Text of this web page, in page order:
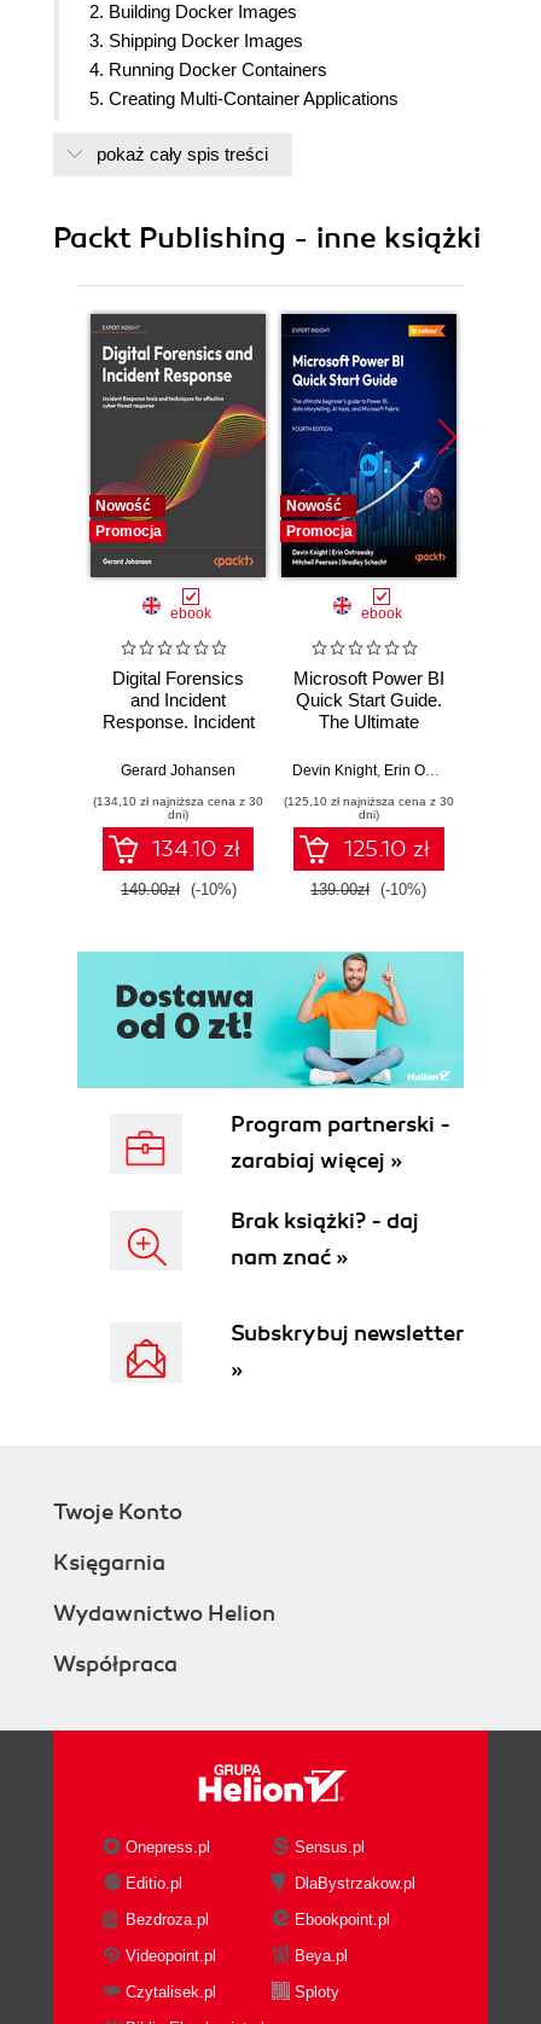
2. Building Docker Images
3. Shipping Docker Images
4. Running Docker Containers
5. Creating Multi-Container Applications
7. Orchestrating with Swarm
9. Implementing Architecture Patterns
11. Publishing Applications
12. Gaining Application Insights
13. Managing the Application Life Cycle
pokaż cały spis treści
Packt Publishing - inne książki
Nowość
Promocja
ebook
Digital Forensics
and Incident
Response. Incident
and techniques for
threat response -
Fourth Edition
Gerard Johansen
(134,10 zł najniższa cena z 30
dni)
134.10 zł
149.00zł (-10%)
Nowość
Promocja
ebook
Microsoft Power BI
Quick Start Guide.
The Ultimate
to Power BI, Data
Tools, and
Microsoft Fabric -
Fourth Edition
Devin Knight, Erin Ostrowsky
(125,10 zł najniższa cena z 30
dni)
125.10 zł
139.00zł (-10%)
Program partnerski -
zarabiaj więcej »
Brak książki? - daj
nam znać »
Subskrybuj newsletter
»
Twoje Konto
Księgarnia
Wydawnictwo Helion
Współpraca
Onepress.pl
Sensus.pl
Editio.pl
DlaBystrzakow.pl
Bezdroza.pl
Ebookpoint.pl
Videopoint.pl
Beya.pl
Czytalisek.pl
Sploty